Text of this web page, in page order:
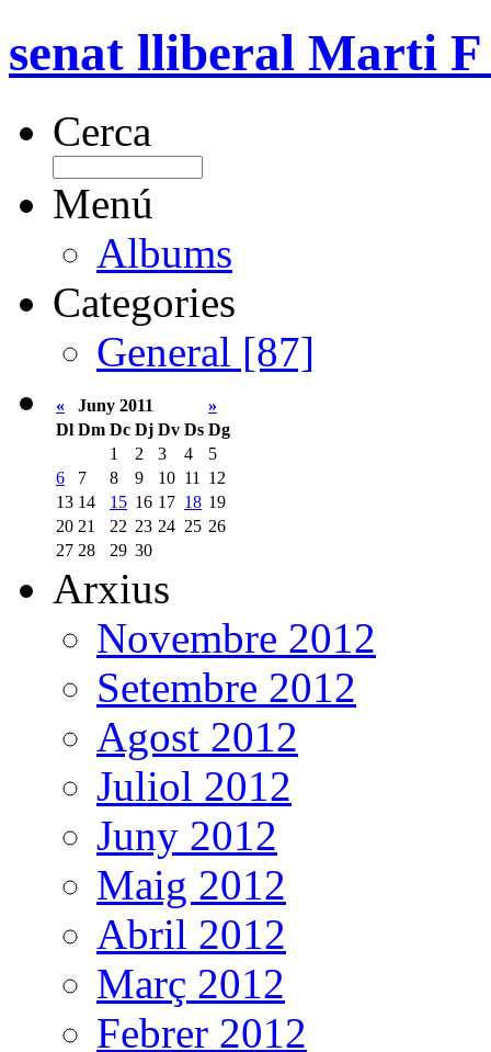
senat lliberal Marti
Cerca
Menú
Albums
Categories
General [87]
« Juny 2011
»
Dl Dm Dc Dj Dv Ds Dg
1
2 3 4
5
6
7 8 9 10 11
12
13 14 15 16 17 18 19
20 21 22 23 24 25 26
27 28 29 30
Arxius
Novembre 2012
Setembre 2012
Agost 2012
Juliol 2012
Juny 2012
Maig 2012
Abril 2012
Març 2012
Febrer 2012